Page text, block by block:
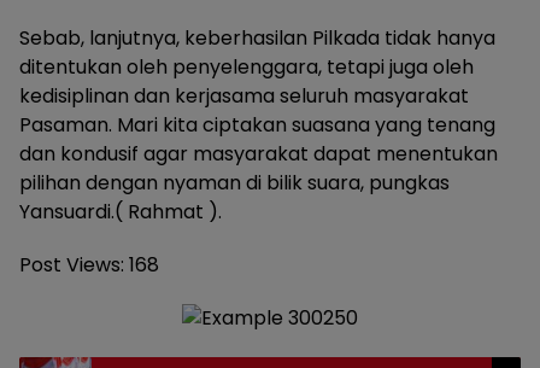
Sebab, lanjutnya, keberhasilan Pilkada tidak hanya
ditentukan oleh penyelenggara, tetapi juga oleh
kedisiplinan dan kerjasama seluruh masyarakat
Pasaman. Mari kita ciptakan suasana yang tenang
dan kondusif agar masyarakat dapat menentukan
pilihan dengan nyaman di bilik suara, pungkas
Yansuardi.( Rahmat ).
Post Views: 168